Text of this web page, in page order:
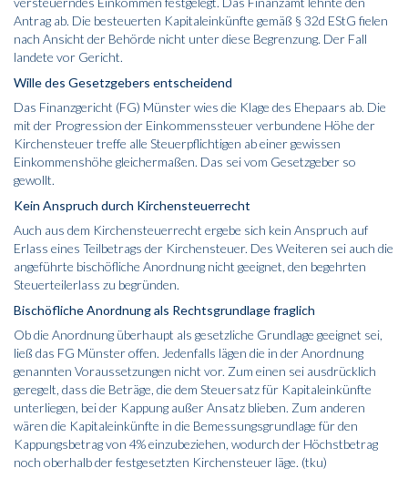
Antrag ab. Die besteuerten Kapitaleinkünfte gemäß § 32d EStG fielen
nach Ansicht der Behörde nicht unter diese Begrenzung. Der Fall
landete vor Gericht.
Wille des Gesetzgebers entscheidend
Das Finanzgericht (FG) Münster wies die Klage des Ehepaars ab. Die
mit der Progression der Einkommenssteuer verbundene Höhe der
Kirchensteuer treffe alle Steuerpflichtigen ab einer gewissen
Einkommenshöhe gleichermaßen. Das sei vom Gesetzgeber so
gewollt.
Kein Anspruch durch Kirchensteuerrecht
Auch aus dem Kirchensteuerrecht ergebe sich kein Anspruch auf
Erlass eines Teilbetrags der Kirchensteuer. Des Weiteren sei auch die
angeführte bischöfliche Anordnung nicht geeignet, den begehrten
Steuerteilerlass zu begründen.
Bischöfliche Anordnung als Rechtsgrundlage fraglich
Ob die Anordnung überhaupt als gesetzliche Grundlage geeignet sei,
ließ das FG Münster offen. Jedenfalls lägen die in der Anordnung
genannten Voraussetzungen nicht vor. Zum einen sei ausdrücklich
geregelt, dass die Beträge, die dem Steuersatz für Kapitaleinkünfte
unterliegen, bei der Kappung außer Ansatz blieben. Zum anderen
wären die Kapitaleinkünfte in die Bemessungsgrundlage für den
Kappungsbetrag von 4% einzubeziehen, wodurch der Höchstbetrag
noch oberhalb der festgesetzten Kirchensteuer läge. (tku)